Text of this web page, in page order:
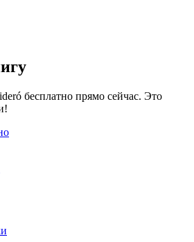
бесплатно прямо сейчас. Это